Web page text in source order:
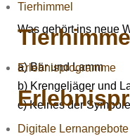
Tierhimmel
Erlebnisprogramme
Digitale Lernangebote
Was gehört ins neue
a) Bär und Lamm
b) Krengeljäger und
c) Keines der